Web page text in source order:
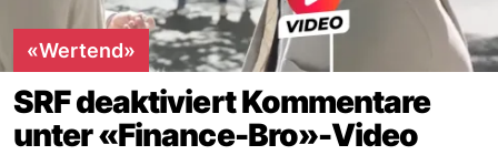
«Wertend»
SRF deaktiviert Kommentare
unter «Finance-Bro»-Video